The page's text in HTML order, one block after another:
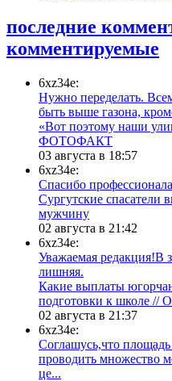
последние
комментируемые
6xz34e:
Нужно переделать.
быть выше газона,
«Вот поэтому наши
ФОТОФАКТ
03 августа в 18:57
6xz34e:
Спасибо
Сургутские спасатели
мужчину
02 августа в 21:42
6xz34e:
Уважаемая редакция!В
лишняя.
Какие выплаты
подготовки к школе
02 августа в 21:37
6xz34e:
Соглашусь,что
проводить множество
це...